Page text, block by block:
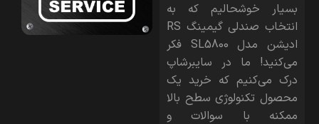
بسیار خوشحالیم که به
انتخاب صندلی گیمینگ RS
ادیشن مدل SL5800
فکر
می‌کنید! ما در سایبرشاپ
درک می‌کنیم که خرید یک
محصول تکنولوژی سطح بالا
ممکنه با سوالات و